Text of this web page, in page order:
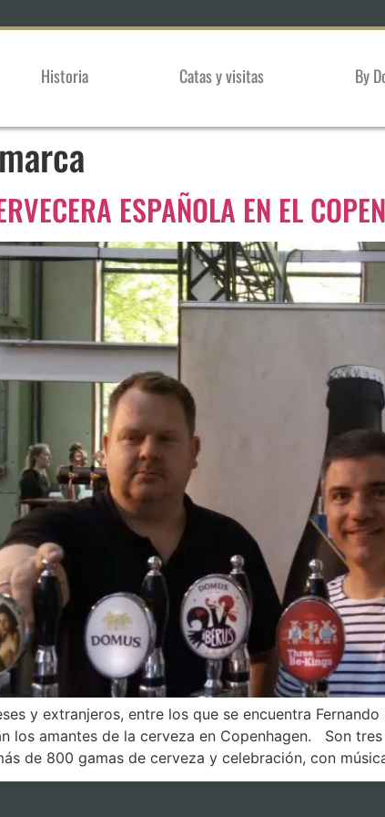
Historia Catas y visitas By
ESPAÑOLA EN EL
y extranjeros, entre los que se encuentra
los amantes de la cerveza en Copenhagen. Son
de 800 gamas de cerveza y celebración, con